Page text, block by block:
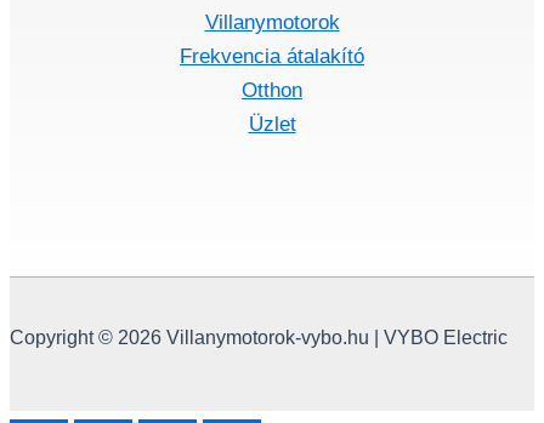
Villanymotorok
Frekvencia átalakító
Otthon
Üzlet
Copyright © 2026 Villanymotorok-vybo.hu | VYBO Electric